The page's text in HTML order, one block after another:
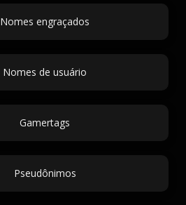
Nomes engraçados
Nomes de usuário
Gamertags
Pseudônimos